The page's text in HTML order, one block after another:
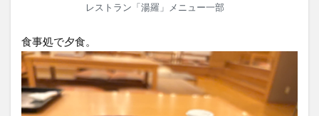
レストラン「湯羅」メニュー一部
食事処で夕食。